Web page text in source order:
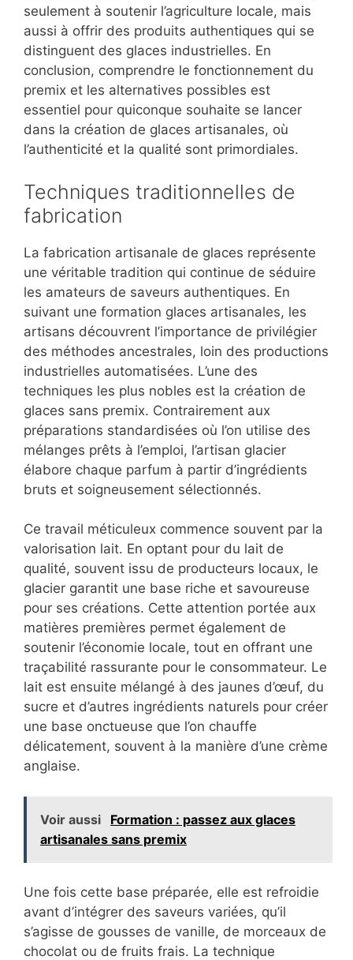
seulement à soutenir l’agriculture locale, mais
aussi à offrir des produits authentiques qui se
distinguent des glaces industrielles. En
conclusion, comprendre le fonctionnement du
premix et les alternatives possibles est
essentiel pour quiconque souhaite se lancer
dans la création de glaces artisanales, où
l’authenticité et la qualité sont primordiales.
Techniques traditionnelles de
fabrication
La fabrication artisanale de glaces représente
une véritable tradition qui continue de séduire
les amateurs de saveurs authentiques. En
suivant une formation glaces artisanales, les
artisans découvrent l’importance de privilégier
des méthodes ancestrales, loin des productions
industrielles automatisées. L’une des
techniques les plus nobles est la création de
glaces sans premix. Contrairement aux
préparations standardisées où l’on utilise des
mélanges prêts à l’emploi, l’artisan glacier
élabore chaque parfum à partir d’ingrédients
bruts et soigneusement sélectionnés.
Ce travail méticuleux commence souvent par la
valorisation lait. En optant pour du lait de
qualité, souvent issu de producteurs locaux, le
glacier garantit une base riche et savoureuse
pour ses créations. Cette attention portée aux
matières premières permet également de
soutenir l’économie locale, tout en offrant une
traçabilité rassurante pour le consommateur. Le
lait est ensuite mélangé à des jaunes d’œuf, du
sucre et d’autres ingrédients naturels pour créer
une base onctueuse que l’on chauffe
délicatement, souvent à la manière d’une crème
anglaise.
Voir aussi
Formation : passez aux glaces
artisanales sans premix
Une fois cette base préparée, elle est refroidie
avant d’intégrer des saveurs variées, qu’il
s’agisse de gousses de vanille, de morceaux de
chocolat ou de fruits frais. La technique